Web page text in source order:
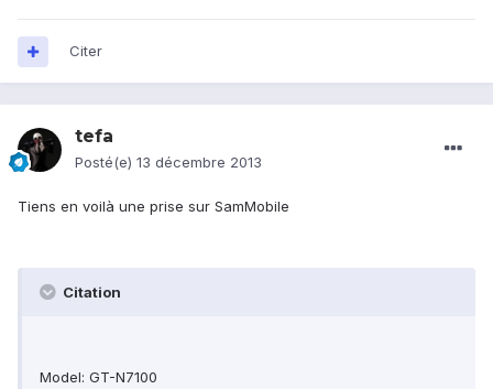
Citer
tefa
Posté(e) 13 décembre 2013
Tiens en voilà une prise sur SamMobile
Citation
Model: GT-N7100